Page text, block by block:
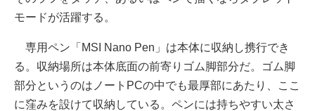
モードが活躍する。
専用ペン「MSI Nano Pen」は本体に収納し携行でき
る。収納場所は本体底面の前寄りゴム脚部分だ。ゴム脚
部分というのはノートPCの中でも最厚部にあたり、ここ
に窪みを設けて収納している。ペンには持ちやすい太さ